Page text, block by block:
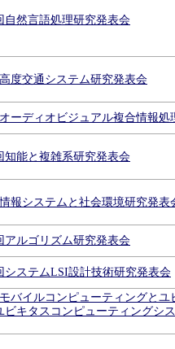
自然言語処理研究発表会
度交通システム研究発表会
ーディオビジュアル複合情報処
知能と複雑系研究発表会
報システムと社会環境研究発表
アルゴリズム研究発表会
システムLSI設計技術研究発表会
バイルコンピューティングとユ
ビキタスコンピューティングシ